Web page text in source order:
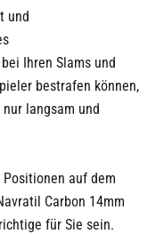
und
Ihren Slams und
bestrafen können,
langsam und
auf dem
Carbon 14mm
für Sie sein.